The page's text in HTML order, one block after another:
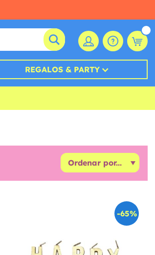
REGALOS & PARTY
-65%